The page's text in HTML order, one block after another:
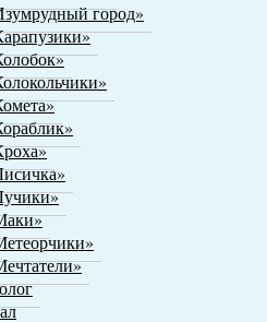
город»